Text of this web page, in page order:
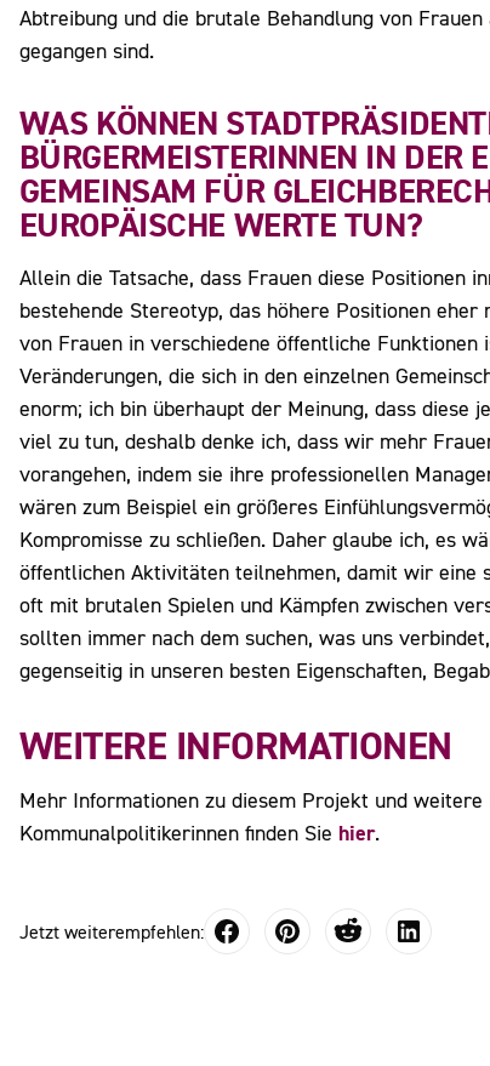
Abtreibung und die brutale Behandlung von
gegangen sind.
WAS KÖNNEN
BÜRGERMEISTERINNEN IN DER
GEMEINSAM FÜR
EUROPÄISCHE WERTE TUN?
Allein die Tatsache, dass Frauen diese Positionen
bestehende Stereotyp, das höhere Positionen
von Frauen in verschiedene öffentliche
Veränderungen, die sich in den einzelnen
enorm; ich bin überhaupt der Meinung, dass diese
viel zu tun, deshalb denke ich, dass wir mehr
vorangehen, indem sie ihre professionellen
wären zum Beispiel ein größeres
Kompromisse zu schließen. Daher glaube ich, es
öffentlichen Aktivitäten teilnehmen, damit wir eine
oft mit brutalen Spielen und Kämpfen zwischen
sollten immer nach dem suchen, was uns
gegenseitig in unseren besten Eigenschaften,
WEITERE INFORMATIONEN
Mehr Informationen zu diesem Projekt und
Kommunalpolitikerinnen finden Sie hier.
Jetzt weiterempfehlen: